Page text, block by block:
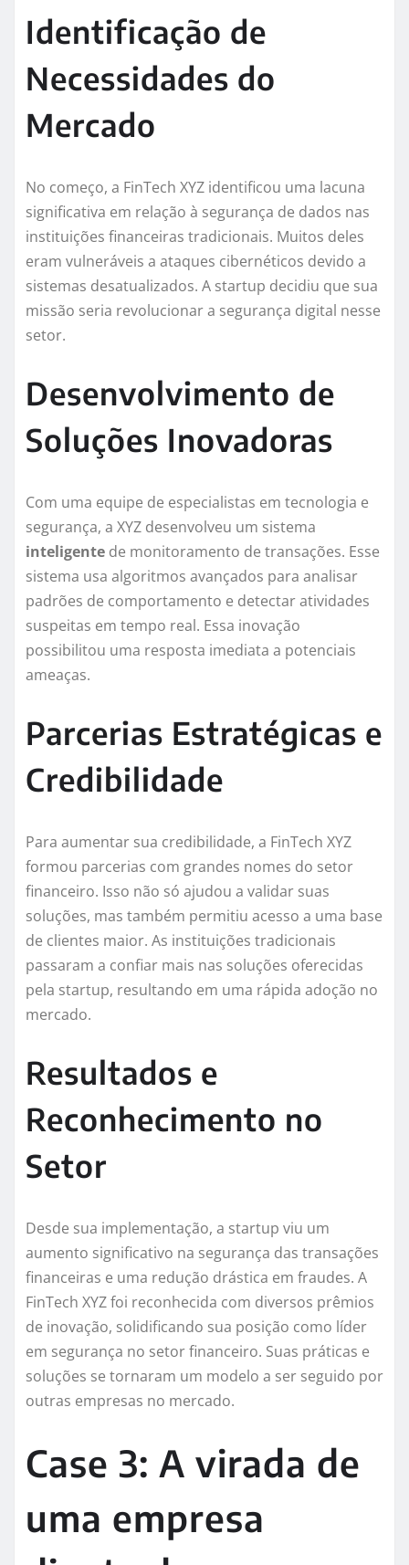
Identificação de
Necessidades do
Mercado
No começo, a FinTech XYZ identificou uma lacuna
significativa em relação à segurança de dados nas
instituições financeiras tradicionais. Muitos deles
eram vulneráveis a ataques cibernéticos devido a
sistemas desatualizados. A startup decidiu que sua
missão seria revolucionar a segurança digital nesse
setor.
Desenvolvimento de
Soluções Inovadoras
Com uma equipe de especialistas em tecnologia e
segurança, a XYZ desenvolveu um sistema
inteligente de monitoramento de transações. Esse
sistema usa algoritmos avançados para analisar
padrões de comportamento e detectar atividades
suspeitas em tempo real. Essa inovação
possibilitou uma resposta imediata a potenciais
ameaças.
Parcerias Estratégicas e
Credibilidade
Para aumentar sua credibilidade, a FinTech XYZ
formou parcerias com grandes nomes do setor
financeiro. Isso não só ajudou a validar suas
soluções, mas também permitiu acesso a uma base
de clientes maior. As instituições tradicionais
passaram a confiar mais nas soluções oferecidas
pela startup, resultando em uma rápida adoção no
mercado.
Resultados e
Reconhecimento no
Setor
Desde sua implementação, a startup viu um
aumento significativo na segurança das transações
financeiras e uma redução drástica em fraudes. A
FinTech XYZ foi reconhecida com diversos prêmios
de inovação, solidificando sua posição como líder
em segurança no setor financeiro. Suas práticas e
soluções se tornaram um modelo a ser seguido por
outras empresas no mercado.
Case 3: A virada de
uma empresa